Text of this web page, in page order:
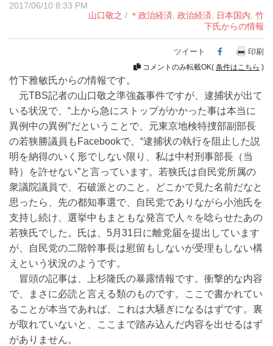
2017/06/10 8:33 PM
山口敬之 / ＊政治経済 政治経済 日本国内 竹
下氏からの情報
ツイート Facebook
印刷
コメントのみ転載OK( 条件はこちら )
竹下雅敏氏からの情報です。
元TBS記者の山口敬之準強姦事件ですが、逮捕状が出て
いる状況で、“上から急にストップがかかった事は本当に
異例中の異例”だということで、元東京地検特捜部副部長
の若狭勝議員もFacebookで、“逮捕状の執行を阻止した説
明を納得のいく形でしない限り、私は中村刑事部長（当
時）を許せない”と言っています。若狭氏は自民党所属の
衆議院議員で、石破派とのこと。どこかで見た名前だなと
思ったら、先の都知事選で、自民党でありながら小池氏を
支持し続け、選挙中もまともな発言で人々を唸らせたあの
若狭氏でした。氏は、5月31日に離党届を提出しています
が、自民党の二階幹事長は慰留もしないが受理もしない構
えという状況のようです。
冒頭の記事は、上杉隆氏の暴露情報です。衝撃的な内容
で、まさに必読と言える類のものです。ここで書かれてい
ることが本当であれば、これは大騒ぎになるはずです。裏
が取れていないと、ここまで踏み込んだ内容を出せるはず
がありません。